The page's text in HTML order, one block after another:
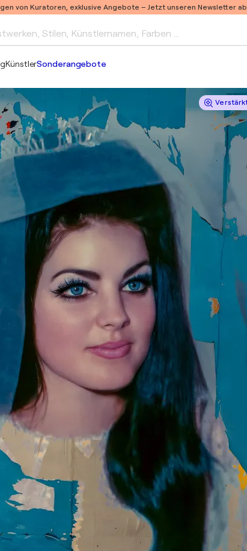
von Kuratoren, exklusive Angebote – Jetzt unseren Newsletter
Stilen, Künstlernamen, Farben …
KünstlerSonderangebote